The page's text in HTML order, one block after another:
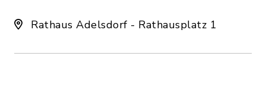
Rathaus Adelsdorf - Rathausplatz 1